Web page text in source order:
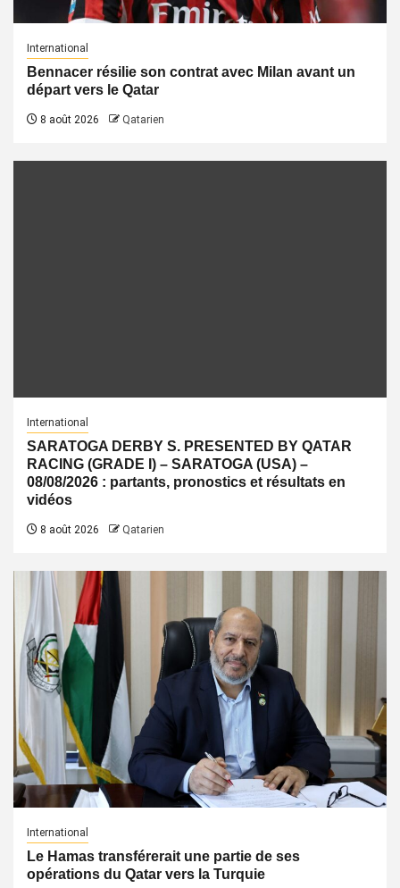
International
Bennacer résilie son contrat avec Milan avant un
départ vers le Qatar
8 août 2026 Qatarien
International
SARATOGA DERBY S. PRESENTED BY QATAR
RACING (GRADE I) – SARATOGA (USA) –
08/08/2026 : partants, pronostics et résultats en
vidéos
8 août 2026 Qatarien
International
Le Hamas transférerait une partie de ses
opérations du Qatar vers la Turquie